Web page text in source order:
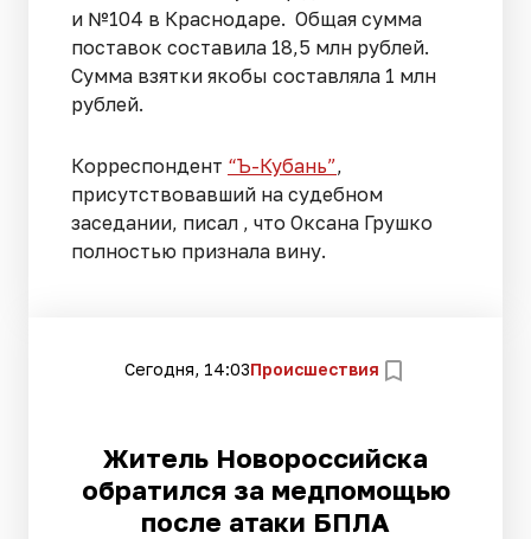
и №104 в Краснодаре. Общая сумма
поставок составила 18,5 млн рублей.
Сумма взятки якобы составляла 1 млн
рублей.
Корреспондент “Ъ-Кубань”,
присутствовавший на судебном
заседании, писал , что Оксана Грушко
полностью признала вину.
Сегодня, 14:03Происшествия
Житель Новороссийска
обратился за медпомощью
после атаки БПЛА